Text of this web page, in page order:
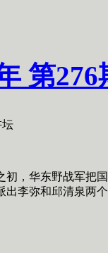
第
坛
初，华东野战军把
出李弥和邱清泉两